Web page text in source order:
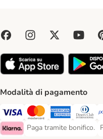
Modalità di pagamento
Paga con Visa. Payment Method
Paga con Mastercard.
Paga conPaga
Klarna Payment Method
Paga tramite bonifico.
Paga tramite bonifico.